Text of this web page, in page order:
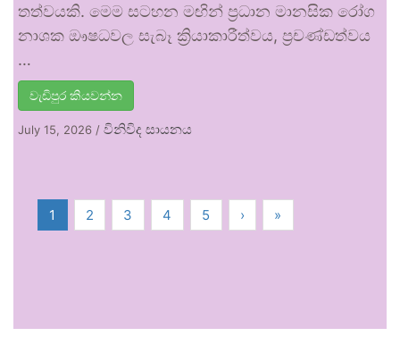
තත්වයකි. මෙම සටහන මඟින් ප්‍රධාන මානසික රෝග
නාශක ඖෂධවල සැබෑ ක්‍රියාකාරීත්වය, ප්‍රචණ්ඩත්වය
…
වැඩිපුර කියවන්න
July 15, 2026 / විනිවිද සායනය
1 2 3 4 5 › »